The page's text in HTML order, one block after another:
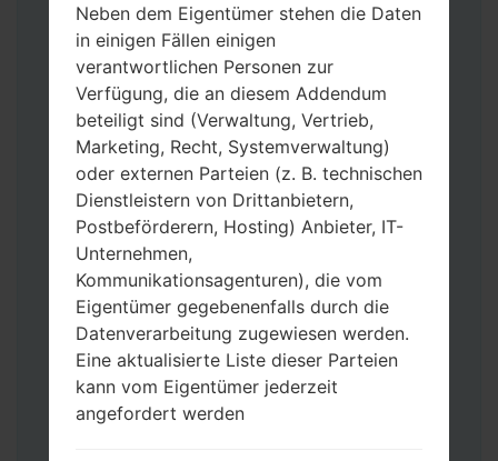
Laden Sie auf Ihren PC:Odin 3neueste
Version herunter.
Dann laden Sie die Firmware-Datei
herunter und entpacken Sie sie.
Sie brauchen 1(wählen Sie hier 1 Firmware-
Datei aus) oder 5 (wählen Sie 5 Firmware-
Dateien aus) Firmware-Dateien:
AP: „System & Recovery“
CP: „Modem & Radio“
CSC_***: „Country & Region & Operator“
HOME_CSC_***: „Country & Region &
Operator“
Fügen Sie dem Programm Odin 3 alle
Dateien hinzu.
Wenn Sie das Telefon flashen und auf die
Werkseinstellungen zurücksetzen
Neben dem Eigentümer stehen die Daten
in einigen Fällen einigen
verantwortlichen Personen zur
Verfügung, die an diesem Addendum
beteiligt sind (Verwaltung, Vertrieb,
Marketing, Recht, Systemverwaltung)
oder externen Parteien (z. B. technischen
Dienstleistern von Drittanbietern,
Postbeförderern, Hosting) Anbieter, IT-
Unternehmen,
Kommunikationsagenturen), die vom
Eigentümer gegebenenfalls durch die
Datenverarbeitung zugewiesen werden.
Eine aktualisierte Liste dieser Parteien
kann vom Eigentümer jederzeit
angefordert werden